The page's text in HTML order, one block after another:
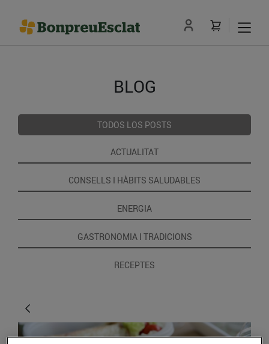
BLOG
TODOS LOS POSTS
ACTUALITAT
CONSELLS I HÀBITS SALUDABLES
ENERGIA
GASTRONOMIA I TRADICIONS
RECEPTES